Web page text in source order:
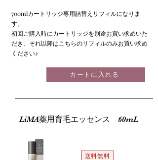
700mlカートリッジ専用詰替えリフィルになりま
す。
初回ご購入時にカートリッジを別途お買い求めいた
だき、それ以降はこちらのリフィルのみお買い求め
ください♪
カートに入れる
LiMA薬用育毛エッセンス 60mL
送料無料